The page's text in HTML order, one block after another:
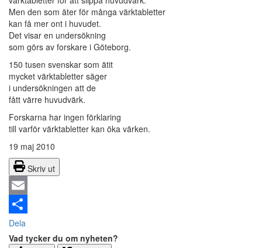
Men den som äter för många värktabletter
kan få mer ont i huvudet.
Det visar en undersökning
som görs av forskare i Göteborg.
150 tusen svenskar som ätit
mycket värktabletter säger
i undersökningen att de
fått värre huvudvärk.
Forskarna har ingen förklaring
till varför värktabletter kan öka värken.
19 maj 2010
Skriv ut
Email
Dela
Vad tycker du om nyheten?